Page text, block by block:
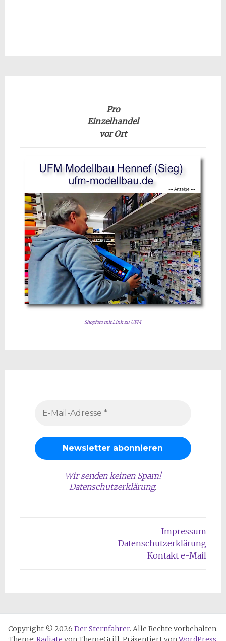
Pro
Einzelhandel
vor Ort
Shopfoto mit Link zu UFM
Wir senden keinen Spam!
Datenschutzerklärung.
Impressum
Datenschutzerklärung
Kontakt e-Mail
Copyright © 2026 Der Sternfahrer. Alle Rechte vorbehalten.